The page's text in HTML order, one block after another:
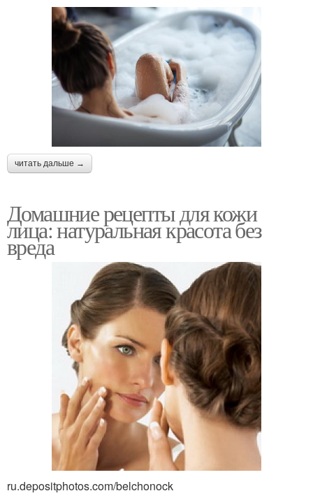
читать дальше →
Домашние рецепты для кожи
лица: натуральная красота без
вреда
ru.depositphotos.com/belchonock